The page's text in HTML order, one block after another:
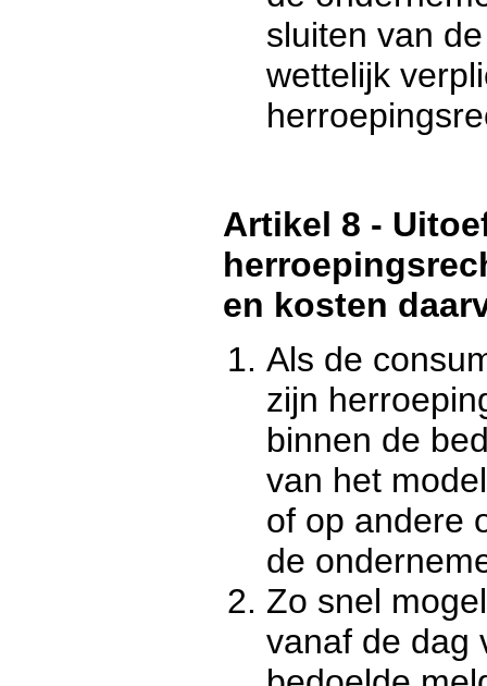
sluiten van
wettelijk
Artikel 8 -
en kosten
Als de
zijn
binnen de
van het
of op andere
de
Zo snel
vanaf de dag